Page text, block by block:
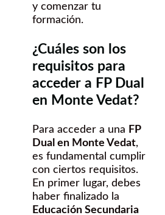
y comenzar tu
formación.
¿Cuáles son los
requisitos para
acceder a FP Dual
en Monte Vedat?
Para acceder a una FP
Dual en Monte Vedat,
es fundamental cumplir
con ciertos requisitos.
En primer lugar, debes
haber finalizado la
Educación Secundaria